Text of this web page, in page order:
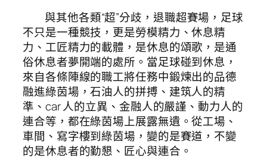
與其他各類“超”分歧，退職超賽場，足球
不只是一種競技，更是勞模精力、休息精
力、工匠精力的載體，是休息的頌歌，是通
俗休息者夢開端的處所。當足球碰到休息，
來自各條陣線的職工將任務中鍛煉出的品德
融進綠茵場，石油人的拼搏、建筑人的精
準、car 人的立異、金融人的嚴謹、動力人的
連合等，都在綠茵場上展露無遺。從工場、
車間、寫字樓到綠茵場，變的是賽道，不變
的是休息者的勤懇、匠心與連合。